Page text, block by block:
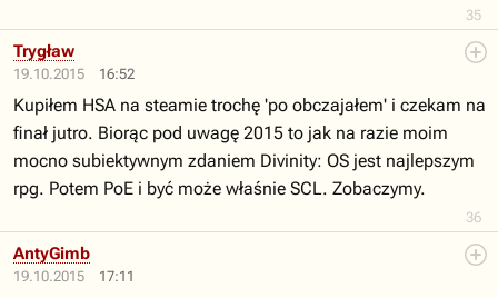
35
19.10.2015 16:52
36
Trygław
Kupiłem HSA na steamie trochę 'po obczajałem' i czekam na
finał jutro. Biorąc pod uwagę 2015 to jak na razie moim
mocno subiektywnym zdaniem Divinity: OS jest najlepszym
rpg. Potem PoE i być może właśnie SCL. Zobaczymy.
19.10.2015 17:11
AntyGimb